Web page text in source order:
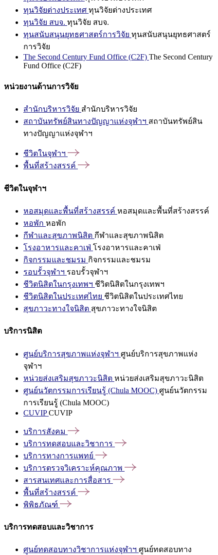
ทุนวิจัยต่างประเทศ ทุนวิจัยต่างประเทศ
ทุนวิจัย สบจ. ทุนวิจัย สบจ.
ทุนสนับสนุนยุทธศาสตร์การวิจัย ทุนสนับสนุนยุทธศาสตร์
การวิจัย
The Second Century Fund Office (C2F) The Second Century
Fund Office (C2F)
หน่วยงานด้านการวิจัย
สำนักบริหารวิจัย สำนักบริหารวิจัย
สถาบันทรัพย์สินทางปัญญาแห่งจุฬาฯ สถาบันทรัพย์สิน
ทางปัญญาแห่งจุฬาฯ
ชีวิตในจุฬาฯ
พื้นที่สร้างสรรค์
ชีวิตในจุฬาฯ
หอสมุดและพื้นที่สร้างสรรค์ หอสมุดและพื้นที่สร้างสรรค์
หอพัก หอพัก
กีฬาและสุขภาพนิสิต กีฬาและสุขภาพนิสิต
โรงอาหารและคาเฟ่ โรงอาหารและคาเฟ่
กิจกรรมและชมรม กิจกรรมและชมรม
รอบรั้วจุฬาฯ รอบรั้วจุฬาฯ
ชีวิตนิสิตในกรุงเทพฯ ชีวิตนิสิตในกรุงเทพฯ
ชีวิตนิสิตในประเทศไทย ชีวิตนิสิตในประเทศไทย
สุขภาวะทางใจนิสิต สุขภาวะทางใจนิสิต
บริการนิสิต
ศูนย์บริการสุขภาพแห่งจุฬาฯ ศูนย์บริการสุขภาพแห่ง
จุฬาฯ
หน่วยส่งเสริมสุขภาวะนิสิต หน่วยส่งเสริมสุขภาวะนิสิต
ศูนย์นวัตกรรมการเรียนรู้ (Chula MOOC) ศูนย์นวัตกรรม
การเรียนรู้ (Chula MOOC)
CUVIPCUVIP
บริการสังคม
บริการทดสอบและวิชาการ
บริการทางการแพทย์
บริการตรวจวิเคราะห์คุณภาพ
สารสนเทศและการสื่อสาร
พื้นที่สร้างสรรค์
พิพิธภัณฑ์
บริการทดสอบและวิชาการ
ศูนย์ทดสอบทางวิชาการแห่งจุฬาฯ ศูนย์ทดสอบทาง